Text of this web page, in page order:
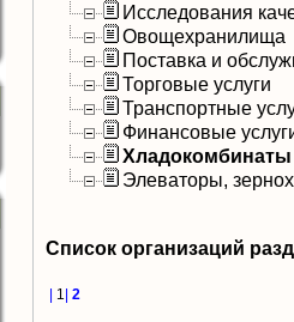
Исследования
Овощехранилища
Поставка и
Торговые услуги
Транспортные
Финансовые
Хладокомбинаты
Элеваторы,
Список организаций
1 2